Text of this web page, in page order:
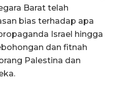
Barat telah
bias terhadap apa
Israel hingga
dan fitnah
Palestina dan